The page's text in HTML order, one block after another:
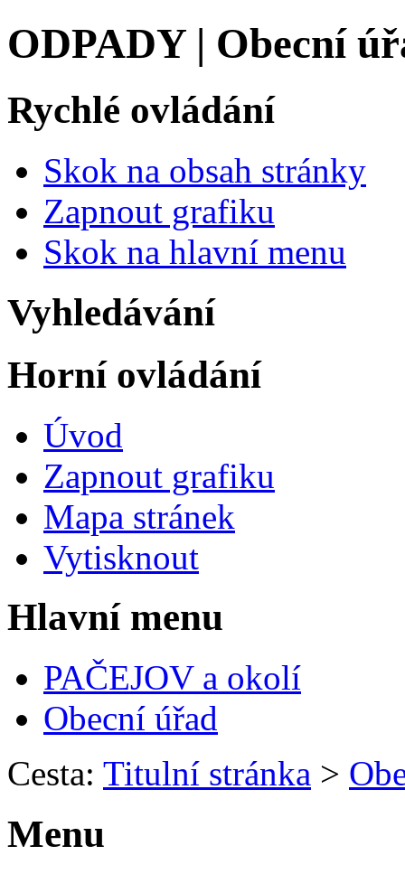
ODPADY | Obecní
Rychlé ovládání
Skok na obsah stránky
Zapnout grafiku
Skok na hlavní menu
Vyhledávání
Horní ovládání
Úvod
Zapnout grafiku
Mapa stránek
Vytisknout
Hlavní menu
PAČEJOV a okolí
Obecní úřad
Cesta: Titulní stránka >
Menu